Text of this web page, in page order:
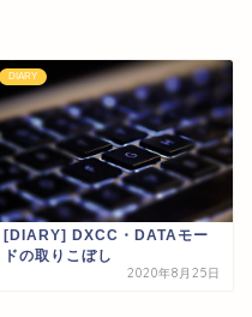
DIARY
[DIARY] DXCC・DATAモー
ドの取りこぼし
2020年8月25日